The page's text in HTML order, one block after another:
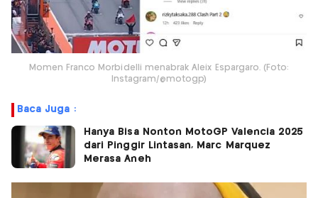
Momen Franco Morbidelli menabrak Aleix Espargaro. (Foto:
Instagram/@motogp)
Baca Juga :
Hanya Bisa Nonton MotoGP Valencia 2025
dari Pinggir Lintasan, Marc Marquez
Merasa Aneh